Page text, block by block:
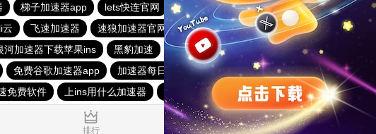
梯子加速器app lets快连官网
快鸭加速器下载官网安卓
云 飞速加速器 速狼加速器官网 instagram加速器
小飞机加速器
河加速器下载苹果ins 黑豹加速 云帆加速器 黑牛加速器
蓝鲸加速器
免费谷歌加速器app 加速器每日免费
免费加速ins的加速器
免费软件 上ins用什么加速器 免费加速神器vpm
排行 推荐